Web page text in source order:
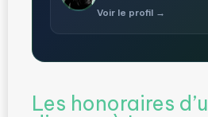
Voir le profil →
Les honoraires